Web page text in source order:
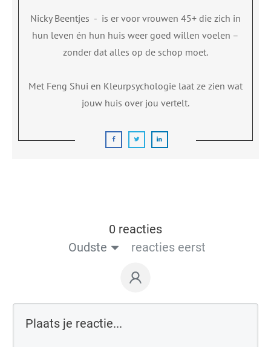
Nicky Beentjes - is er voor vrouwen 45+ die zich in
hun leven én hun huis weer goed willen voelen –
zonder dat alles op de schop moet.
Met Feng Shui en Kleurpsychologie laat ze zien wat
jouw huis over jou vertelt.
0 reacties
Oudste
reacties eerst